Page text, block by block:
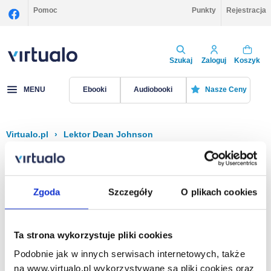
Zgoda Szczegóły O plikach cookies
Ta strona wykorzystuje pliki cookies
Podobnie jak w innych serwisach internetowych, także
na www.virtualo.pl wykorzystywane są pliki cookies oraz
Pomoc Punkty Rejestracja
Szukaj Zaloguj Koszyk
MENU Ebooki Audiobooki Nasze Ceny
Virtualo.pl › Lektor Dean Johnson
Filtruj Sortuj
Na stronie